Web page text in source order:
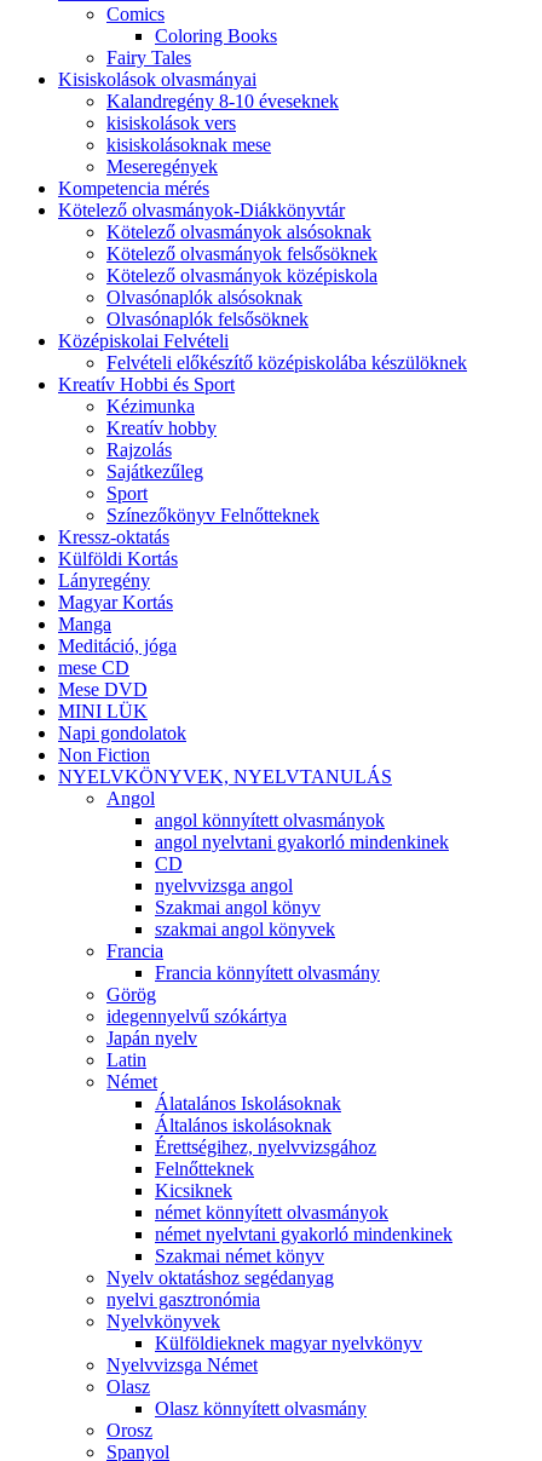
Comics
Coloring Books
Fairy Tales
Kisiskolások olvasmányai
Kalandregény 8-10 éveseknek
kisiskolások vers
kisiskolásoknak mese
Meseregények
Kompetencia mérés
Kötelező olvasmányok-Diákkönyvtár
Kötelező olvasmányok alsósoknak
Kötelező olvasmányok felsősöknek
Kötelező olvasmányok középiskola
Olvasónaplók alsósoknak
Olvasónaplók felsősöknek
Középiskolai Felvételi
Felvételi előkészítő középiskolába készülöknek
Kreatív Hobbi és Sport
Kézimunka
Kreatív hobby
Rajzolás
Sajátkezűleg
Sport
Színezőkönyv Felnőtteknek
Kressz-oktatás
Külföldi Kortás
Lányregény
Magyar Kortás
Manga
Meditáció, jóga
mese CD
Mese DVD
MINI LÜK
Napi gondolatok
Non Fiction
NYELVKÖNYVEK, NYELVTANULÁS
Angol
angol könnyített olvasmányok
angol nyelvtani gyakorló mindenkinek
CD
nyelvvizsga angol
Szakmai angol könyv
szakmai angol könyvek
Francia
Francia könnyített olvasmány
Görög
idegennyelvű szókártya
Japán nyelv
Latin
Német
Álatalános Iskolásoknak
Általános iskolásoknak
Érettségihez, nyelvvizsgához
Felnőtteknek
Kicsiknek
német könnyített olvasmányok
német nyelvtani gyakorló mindenkinek
Szakmai német könyv
Nyelv oktatáshoz segédanyag
nyelvi gasztronómia
Nyelvkönyvek
Külföldieknek magyar nyelvkönyv
Nyelvvizsga Német
Olasz
Olasz könnyített olvasmány
Orosz
Spanyol